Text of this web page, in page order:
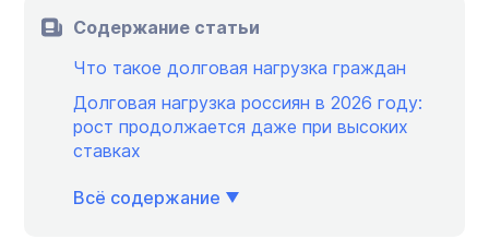
Содержание статьи
Что такое долговая нагрузка граждан
Долговая нагрузка россиян в 2026 году:
рост продолжается даже при высоких
ставках
Всё содержание